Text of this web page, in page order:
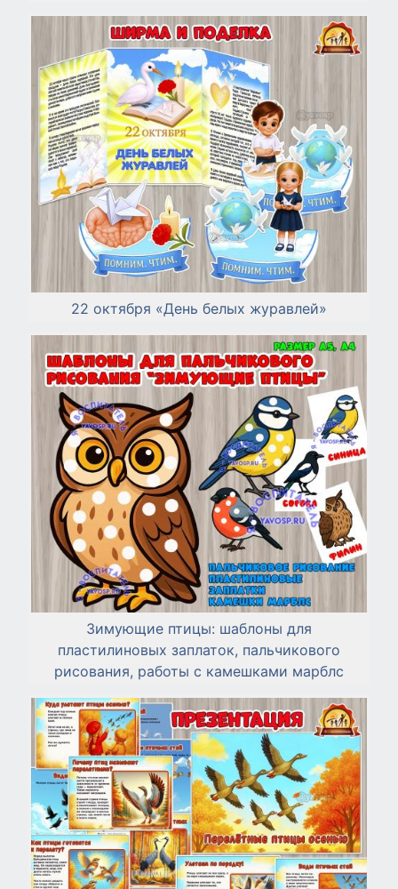
22 октября «День белых журавлей»
Зимующие птицы: шаблоны для
пластилиновых заплаток, пальчикового
рисования, работы с камешками марблс